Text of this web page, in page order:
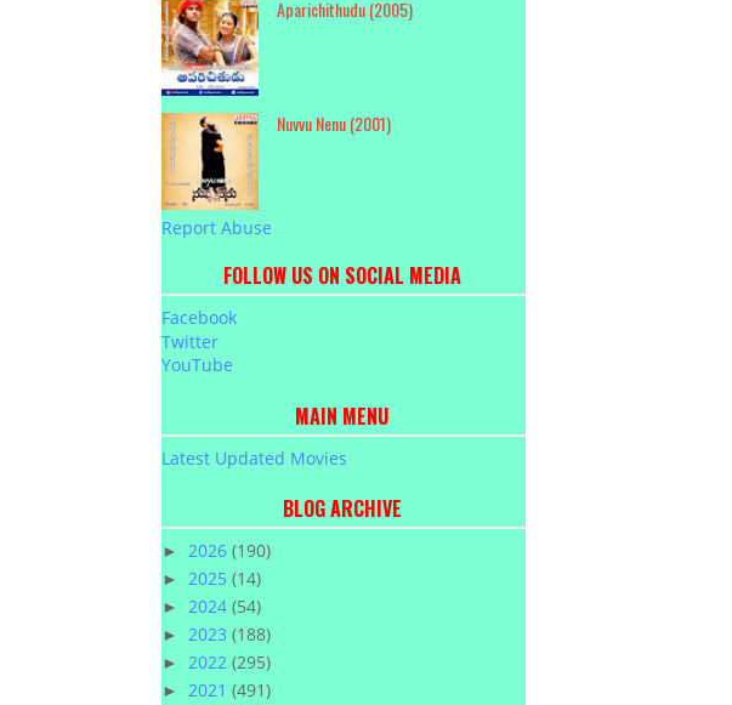
Aparichithudu (2005)
Nuvvu Nenu (2001)
Report Abuse
FOLLOW US ON SOCIAL MEDIA
Facebook
Twitter
YouTube
MAIN MENU
Latest Updated Movies
BLOG ARCHIVE
► 2026 (190)
► 2025 (14)
► 2024 (54)
► 2023 (188)
► 2022 (295)
► 2021 (491)